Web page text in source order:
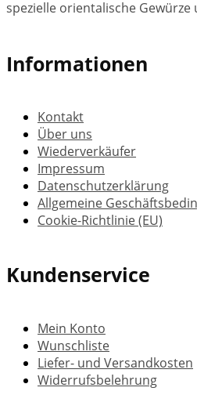
spezielle orientalische Gewürze
Informationen
Kontakt
Über uns
Wiederverkäufer
Impressum
Datenschutzerklärung
Allgemeine
Cookie-Richtlinie (EU)
Kundenservice
Mein Konto
Wunschliste
Liefer- und Versandkosten
Widerrufsbelehrung